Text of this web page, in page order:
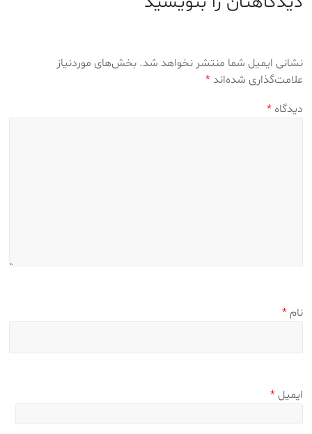
نشانی ایمیل شما منتشر نخواهد شد. بخش‌های موردنیاز
علامت‌گذاری شده‌اند*
دیدگاه*
نام*
ایمیل*